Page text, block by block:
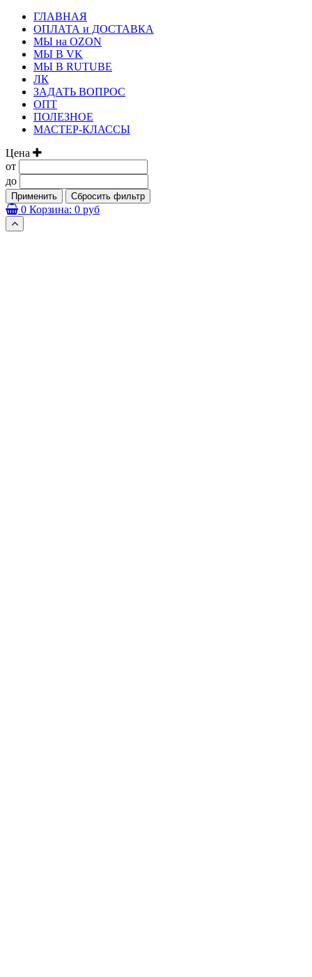
ГЛАВНАЯ
ОПЛАТА и ДОСТАВКА
МЫ на OZON
МЫ В VK
МЫ В RUTUBE
ЛК
ЗАДАТЬ ВОПРОС
ОПТ
ПОЛЕЗНОЕ
МАСТЕР-КЛАССЫ
Цена
от
до
Применить Сбросить фильтр
0 Корзина: 0 руб